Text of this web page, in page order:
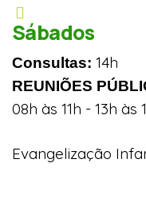
Sábados
Consultas: 14h
REUNIÕES
08h às 11h - 13h às
Evangelização